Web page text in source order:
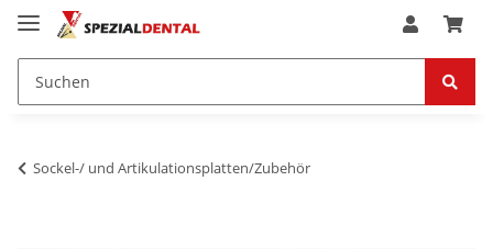
Sockel-/ und Artikulationsplatten/Zubehör